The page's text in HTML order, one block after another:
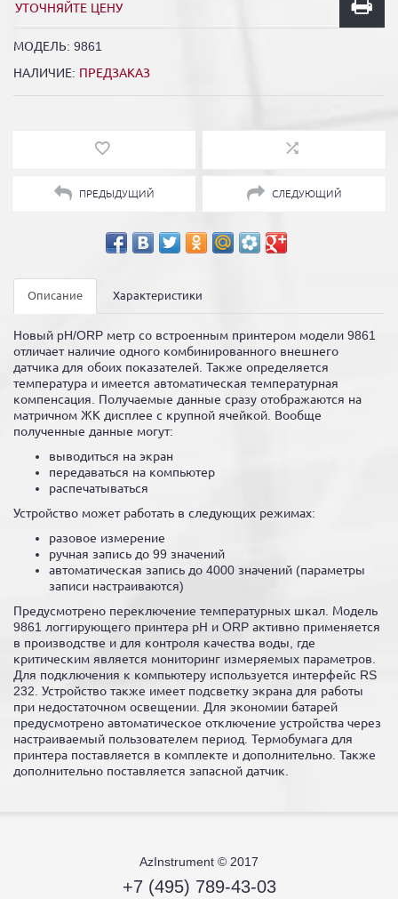
УТОЧНЯЙТЕ ЦЕНУ
МОДЕЛЬ: 9861
НАЛИЧИЕ: ПРЕДЗАКАЗ
ПРЕДЫДУЩИЙ СЛЕДУЮЩИЙ
Описание Характеристики
Новый pH/ORP метр со встроенным принтером модели 9861
отличает наличие одного комбинированного внешнего
датчика для обоих показателей. Также определяется
температура и имеется автоматическая температурная
компенсация. Получаемые данные сразу отображаются на
матричном ЖК дисплее с крупной ячейкой. Вообще
полученные данные могут:
выводиться на экран
передаваться на компьютер
распечатываться
Устройство может работать в следующих режимах:
разовое измерение
ручная запись до 99 значений
автоматическая запись до 4000 значений (параметры
записи настраиваются)
Предусмотрено переключение температурных шкал. Модель
9861 логгирующего принтера рН и ORP активно применяется
в производстве и для контроля качества воды, где
критическим является мониторинг измеряемых параметров.
Для подключения к компьютеру используется интерфейс RS
232. Устройство также имеет подсветку экрана для работы
при недостаточном освещении. Для экономии батарей
предусмотрено автоматическое отключение устройства через
настраиваемый пользователем период. Термобумага для
принтера поставляется в комплекте и дополнительно. Также
дополнительно поставляется запасной датчик.
AzInstrument © 2017
+7 (495) 789-43-03